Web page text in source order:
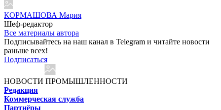
КОРМАШОВА Мария
Шеф-редактор
Все материалы автора
Подписывайтесь на наш канал в Telegram и читайте новости
раньше всех!
Подписаться
НОВОСТИ ПРОМЫШЛЕННОСТИ
Редакция
Коммерческая служба
Партнёры